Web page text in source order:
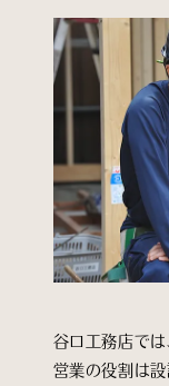
谷口工務店では
営業の役割は設